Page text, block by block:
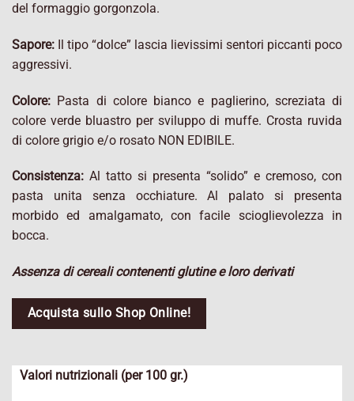
del formaggio gorgonzola.
Sapore: Il tipo “dolce” lascia lievissimi sentori piccanti poco
aggressivi.
Colore: Pasta di colore bianco e paglierino, screziata di
colore verde bluastro per sviluppo di muffe. Crosta ruvida
di colore grigio e/o rosato NON EDIBILE.
Consistenza: Al tatto si presenta “solido” e cremoso, con
pasta unita senza occhiature. Al palato si presenta
morbido ed amalgamato, con facile scioglievolezza in
bocca.
Assenza di cereali contenenti glutine e loro derivati
Acquista sullo Shop Online!
Valori nutrizionali (per 100 gr.)